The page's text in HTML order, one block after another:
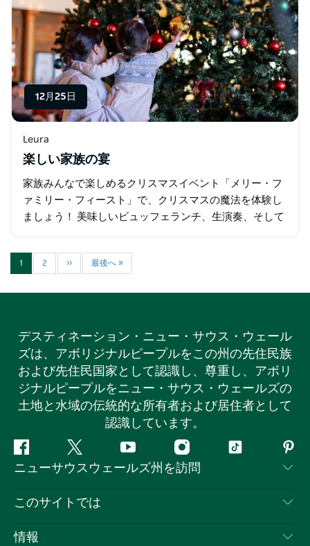
12月25日
Leura
楽しい家族の宴
家族みんなで楽しめるクリスマスイベント「メリー・フ
ァミリー・フィースト」で、クリスマスの魔法を体験し
ましょう！ 美味しいビュッフェランチ、生演奏、そして
てくれる特別なひとときをお楽しみください…
1 2 ›› 最後へ »
デスティネーション・ニュー・サウス・ウェール
ズは、アボリジナルピープルをこの州の先住民族
および先住民国家として認識し、尊重し、アボリ
ジナルピープルをニュー・サウス・ウェールズの
土地と水域の伝統的な所有者および居住者として
認識しています。
フ
ェ
ス
ッ
ツ
イ
タ
ユ
ー
イ
ン
テ
ピ
ン
レ
ト
ニューサウスウェールズ州を訪問
お問い合わせ
このサイトでは
目的地
情報